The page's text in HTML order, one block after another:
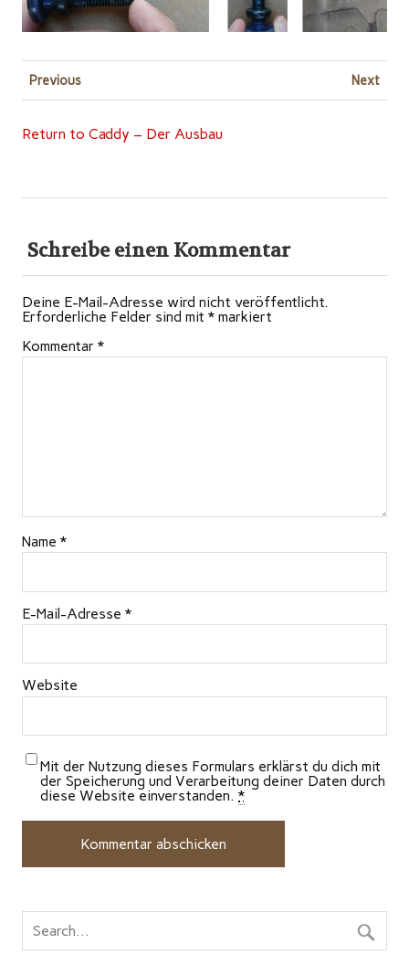
Previous Next
Return to Caddy – Der Ausbau
Schreibe einen Kommentar
Deine E-Mail-Adresse wird nicht veröffentlicht.
Erforderliche Felder sind mit * markiert
Kommentar *
Name *
E-Mail-Adresse *
Website
Mit der Nutzung dieses Formulars erklärst du dich mit
der Speicherung und Verarbeitung deiner Daten durch
diese Website einverstanden. *